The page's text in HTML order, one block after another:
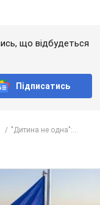
що відбудеться
Підписатись
"Дитина не одна":...